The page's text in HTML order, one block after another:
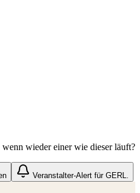
wieder einer wie dieser läuft?
Veranstalter-Alert für GERL.